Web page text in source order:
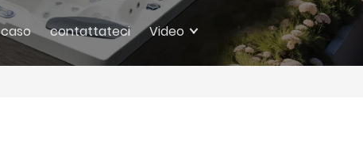
caso contattateci Video